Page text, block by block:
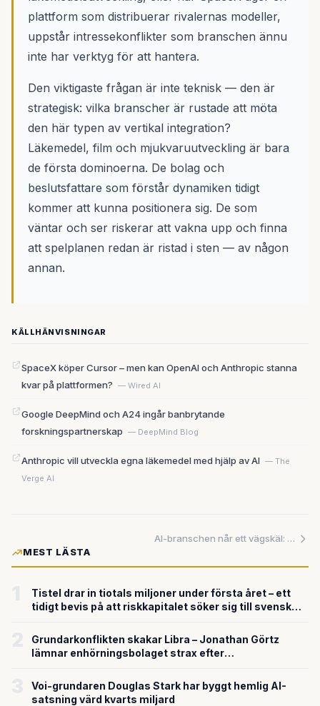
plattform som distribuerar rivalernas modeller,
uppstår intressekonflikter som branschen ännu
inte har verktyg för att hantera.
Den viktigaste frågan är inte teknisk — den är
strategisk: vilka branscher är rustade att möta
den här typen av vertikal integration?
Läkemedel, film och mjukvaruutveckling är bara
de första dominoerna. De bolag och
beslutsfattare som förstår dynamiken tidigt
kommer att kunna positionera sig. De som
väntar och ser riskerar att vakna upp och finna
att spelplanen redan är ristad i sten — av någon
annan.
KÄLLHÄNVISNINGAR
SpaceX köper Cursor – men kan OpenAI och Anthropic stanna
kvar på plattformen? — Wired AI
Google DeepMind och A24 ingår banbrytande
forskningspartnerskap — DeepMind Blog
Anthropic vill utveckla egna läkemedel med hjälp av AI — The
Verge AI
AI-branschen når ett vägskäl: de som bygger systemen börjar kräva inflytande över hur de används
MEST LÄSTA
Tistel drar in tiotals miljoner under första året – ett
tidigt bevis på att riskkapitalet söker sig till svensk
Grundarkonflikten skakar Libra – Jonathan Görtz
lämnar enhörningsbolaget strax efter
Voi-grundaren Douglas Stark har byggt hemlig AI-
satsning värd kvarts miljard